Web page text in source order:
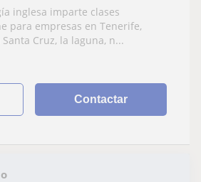
inglesa imparte clases
para empresas en Tenerife,
Cruz, la laguna, n...
Contactar